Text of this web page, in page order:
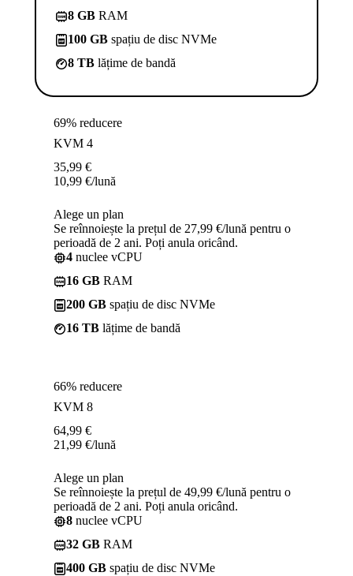
8 GB RAM
100 GB spațiu de disc NVMe
8 TB lățime de bandă
69% reducere
KVM 4
35,99 €
10,99 €/lună
Alege un plan
Se reînnoiește la prețul de 27,99 €/lună pentru o
perioadă de 2 ani. Poți anula oricând.
4 nuclee vCPU
16 GB RAM
200 GB spațiu de disc NVMe
16 TB lățime de bandă
66% reducere
KVM 8
64,99 €
21,99 €/lună
Alege un plan
Se reînnoiește la prețul de 49,99 €/lună pentru o
perioadă de 2 ani. Poți anula oricând.
8 nuclee vCPU
32 GB RAM
400 GB spațiu de disc NVMe